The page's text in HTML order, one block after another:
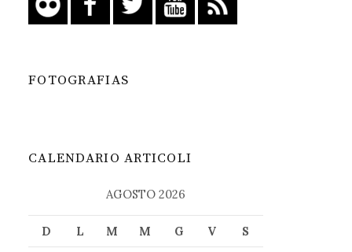
FOTOGRAFIAS
CALENDARIO ARTICOLI
AGOSTO 2026
D L M M G V
S